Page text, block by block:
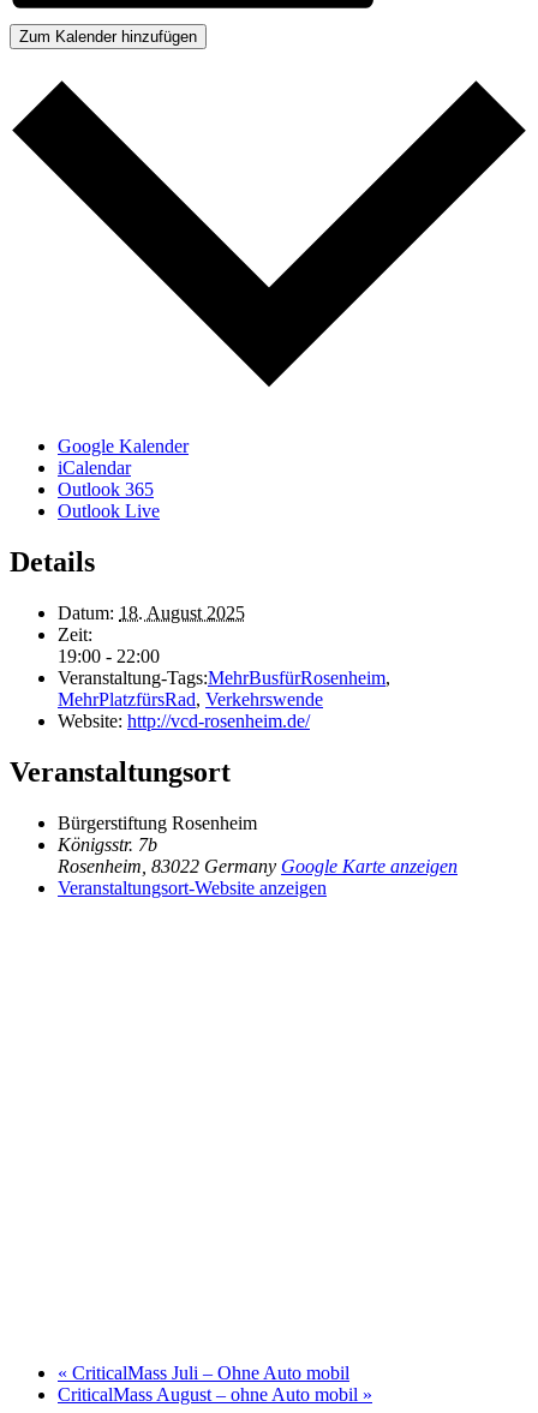
Zum Kalender hinzufügen
Google Kalender
iCalendar
Outlook 365
Outlook Live
Details
Datum: 18. August 2025
Zeit:
19:00 - 22:00
Veranstaltung-Tags:MehrBusfürRosenheim,
MehrPlatzfürsRad, Verkehrswende
Website: http://vcd-rosenheim.de/
Veranstaltungsort
Bürgerstiftung Rosenheim
Königsstr. 7b
Rosenheim 83022 Germany Google Karte anzeigen
Veranstaltungsort-Website anzeigen
« CriticalMass Juli – Ohne Auto mobil
CriticalMass August – ohne Auto mobil »